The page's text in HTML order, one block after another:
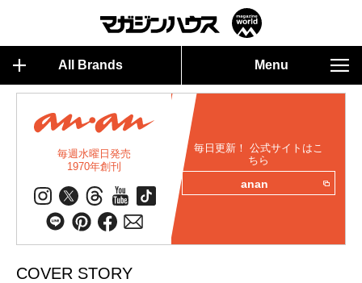
All Brands Menu
毎週水曜日発売
1970年創刊
毎日更新！ 公式サイトはこ
ちら
anan
COVER STORY